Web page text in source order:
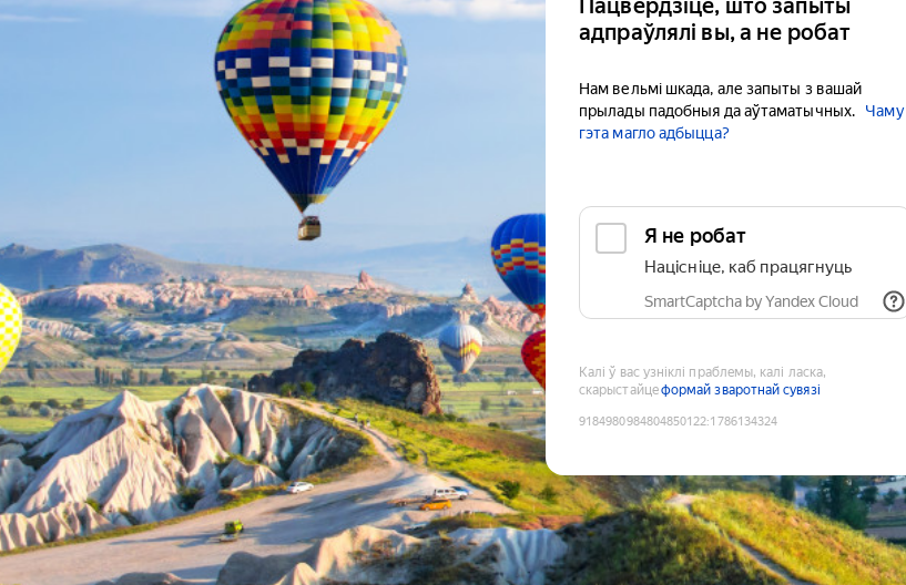
Пацвердзіце, што запыты
адпраўлялі вы, а не робат
Нам вельмі шкада, але запыты з вашай
прылады падобныя да аўтаматычных.
Чаму
гэта магло адбыцца?
Я не робат
Націсніце, каб працягнуць
SmartCaptcha by Yandex Cloud
Калі ў вас узніклі праблемы, калі ласка,
скарыстайцеформай зваротнай сувязі
9184980984804850122:1786134324